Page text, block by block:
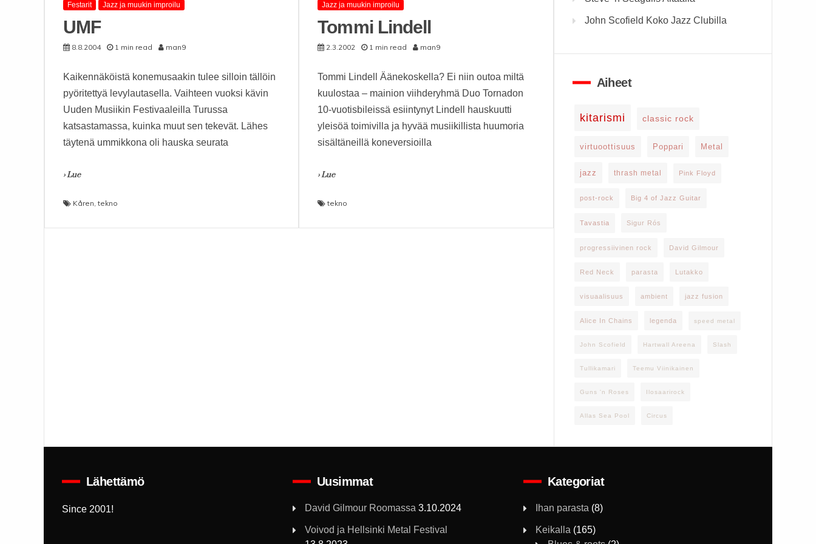
Festarit Jazz ja muukin improilu
UMF
8.8.2004 1 min read man9
Kaikennäköistä konemusaakin tulee silloin tällöin
pyöritettyä levylautasella. Vaihteen vuoksi kävin
Uuden Musiikin Festivaaleilla Turussa
katsastamassa, kuinka muut sen tekevät. Lähes
täytenä ummikkona oli hauska seurata
› Lue
Kåren,tekno
Jazz ja muukin improilu
Tommi Lindell
2.3.2002 1 min read man9
Tommi Lindell Äänekoskella? Ei niin outoa miltä
kuulostaa – mainion viihderyhmä Duo Tornadon
10-vuotisbileissä esiintynyt Lindell hauskuutti
yleisöä toimivilla ja hyvää musiikillista huumoria
sisältäneillä koneversioilla
› Lue
tekno
John Scofield Koko Jazz Clubilla
Aiheet
kitarismi classic rock
virtuoottisuus Poppari Metal
jazz thrash metal Pink Floyd
post-rock Big 4 of Jazz Guitar
Tavastia Sigur Rós
progressiivinen rock David Gilmour
Red Neck parasta Lutakko
visuaalisuus ambient jazz fusion
Alice In Chains legenda speed metal
John Scofield Hartwall Areena Slash
Tullikamari Teemu Viinikainen
Guns 'n Roses Ilosaarirock
Allas Sea Pool Circus
Lähettämö
Since 2001!
Uusimmat
David Gilmour Roomassa 3.10.2024
Voivod ja Hellsinki Metal Festival
Kategoriat
Ihan parasta (8)
Keikalla (165)